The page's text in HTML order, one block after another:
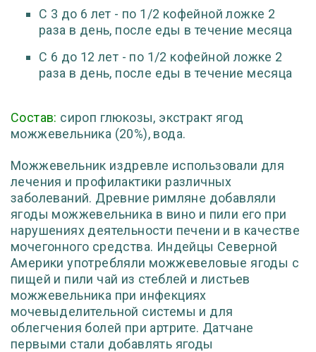
С 3 до 6 лет - по 1/2 кофейной ложке 2
раза в день, после еды в течение месяца
С 6 до 12 лет - по 1/2 кофейной ложке 2
раза в день, после еды в течение месяца
Состав: сироп глюкозы, экстракт ягод
можжевельника (20%), вода.
Можжевельник издревле использовали для
лечения и профилактики различных
заболеваний. Древние римляне добавляли
ягоды можжевельника в вино и пили его при
нарушениях деятельности печени и в качестве
мочегонного средства. Индейцы Северной
Америки употребляли можжевеловые ягоды с
пищей и пили чай из стеблей и листьев
можжевельника при инфекциях
мочевыделительной системы и для
облегчения болей при артрите. Датчане
первыми стали добавлять ягоды